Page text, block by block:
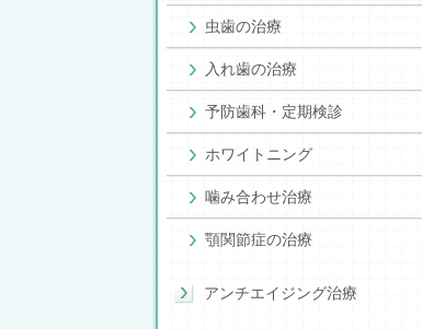
虫歯の治療
入れ歯の治療
予防歯科・定期検診
ホワイトニング
噛み合わせ治療
顎関節症の治療
アンチエイジング治療